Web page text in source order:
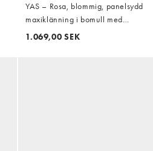
YAS – Rosa, blommig, panelsydd
maxiklänning i bomull med
volymärmar
1.069,00 SEK